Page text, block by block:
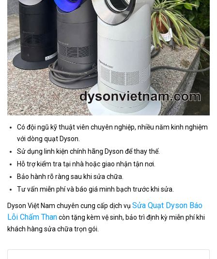
Có đội ngũ kỹ thuật viên chuyên nghiệp, nhiều năm kinh nghiệm
với dòng quạt Dyson.
Sử dụng linh kiện chính hãng Dyson để thay thế.
Hỗ trợ kiểm tra tại nhà hoặc giao nhận tận nơi.
Bảo hành rõ ràng sau khi sửa chữa.
Tư vấn miễn phí và báo giá minh bạch trước khi sửa.
Dyson Việt Nam chuyên cung cấp dịch vụ Sửa Quạt Dyson Báo
Lỗi Chấm Thancòn tặng kèm vệ sinh, bảo trì định kỳ miễn phí khi
khách hàng sửa chữa trọn gói.